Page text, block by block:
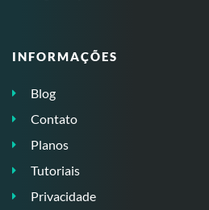
INFORMAÇÕES
Blog
Contato
Planos
Tutoriais
Privacidade